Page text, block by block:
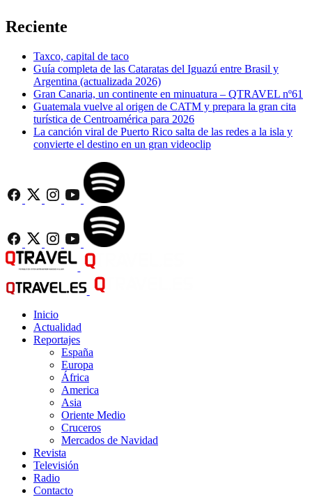
Reciente
Taxco, capital de taco
Guía completa de las Cataratas del Iguazú entre Brasil y
Argentina (actualizada 2026)
Gran Canaria, un continente en minuatura – QTRAVEL nº61
Guatemala vuelve al origen de CATM y prepara la gran cita
turística de Centroamérica para 2026
La canción viral de Puerto Rico salta de las redes a la isla y
convierte el destino en un gran videoclip
Inicio
Actualidad
Reportajes
España
Europa
África
America
Asia
Oriente Medio
Cruceros
Mercados de Navidad
Revista
Televisión
Radio
Contacto